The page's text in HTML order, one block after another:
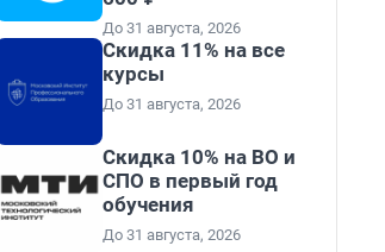
До 31 августа, 2026
Скидка 11% на все
курсы
До 31 августа, 2026
Скидка 10% на ВО и
СПО в первый год
обучения
До 31 августа, 2026